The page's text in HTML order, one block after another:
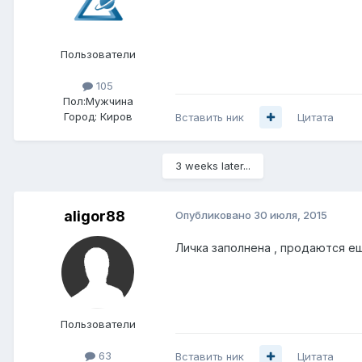
Пользователи
105
Пол:Мужчина
Город: Киров Вставить ник Цитата
3 weeks later...
aligor88
Пользователи
63
Опубликовано 30 июля, 2015
Личка заполнена , продаются
Вставить ник Цитата